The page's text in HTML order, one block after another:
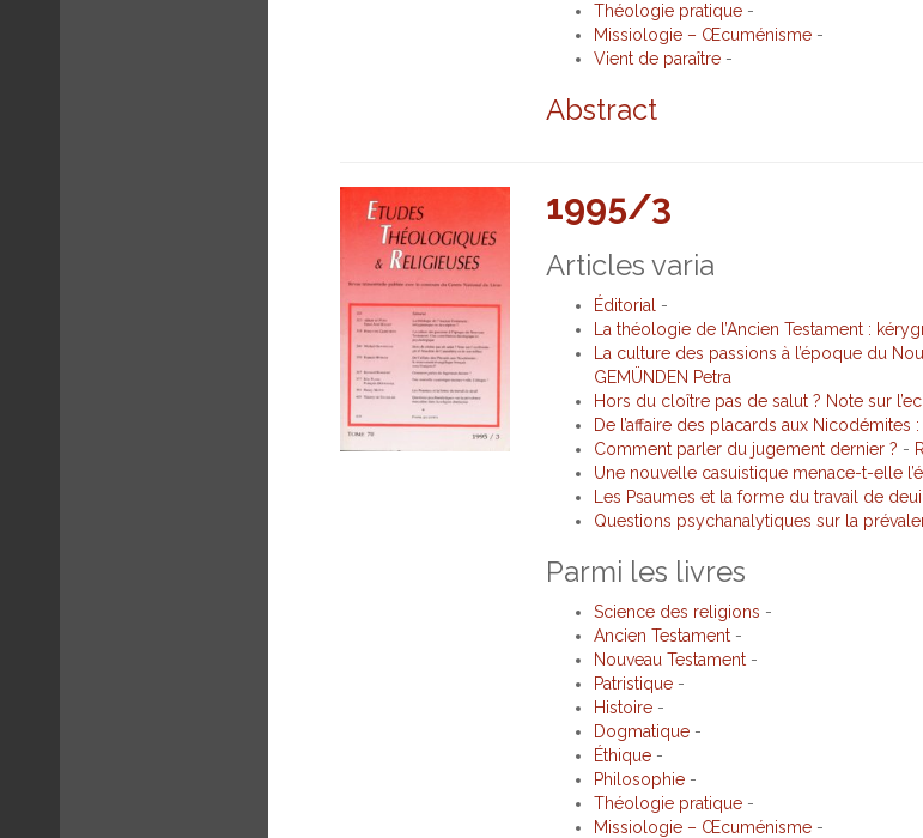
Théologie pratique-
Missiologie – Œcuménisme-
Vient de paraître-
Abstract
1995/3
Articles varia
Éditorial
-
La théologie de l’Ancien Testament :
La culture des passions à l’époque du
GEMÜNDEN Petra
Hors du cloître pas de salut ? Note sur
De l’affaire des placards aux
Comment parler du jugement dernier ? -
Une nouvelle casuistique menace-t-elle
Les Psaumes et la forme du travail de deuil
Questions psychanalytiques sur la
Parmi les livres
Science des religions -
Ancien Testament-
Nouveau Testament-
Patristique-
Histoire-
Dogmatique-
Éthique-
Philosophie-
Théologie pratique-
Missiologie – Œcuménisme-